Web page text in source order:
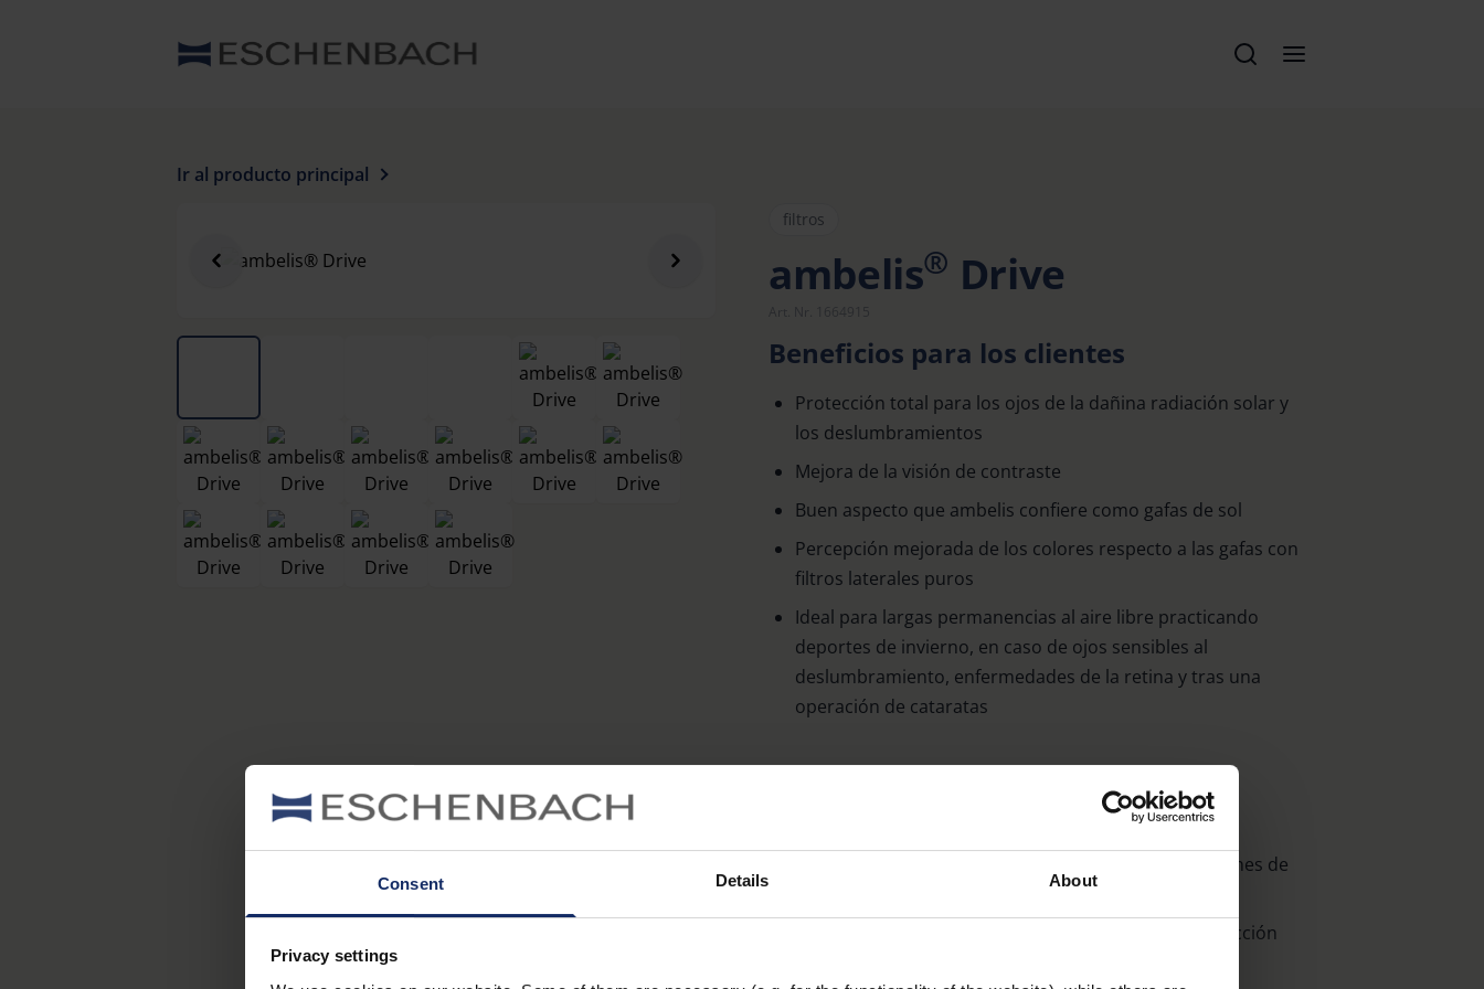
Consent Details About
Privacy settings
Ir al producto principal
filtros
ambelis® Drive
Beneficios para los clientes
Protección total para los ojos de la dañina radiación solar y
los deslumbramientos
Mejora de la visión de contraste
Buen aspecto que ambelis confiere como gafas de sol
Percepción mejorada de los colores respecto a las gafas con
filtros laterales puros
Ideal para largas permanencias al aire libre practicando
deportes de invierno, en caso de ojos sensibles al
deslumbramiento, enfermedades de la retina y tras una
operación de cataratas
deslumbramiento mediante el bloqueo de las porciones de
luz de onda corta ricas en energía
Disponible en la variante de filtro apto para la conducción